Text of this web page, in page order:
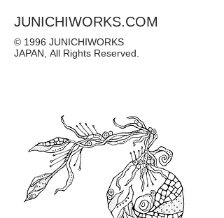
JUNICHIWORKS.COM
© 1996 JUNICHIWORKS
JAPAN, All Rights Reserved.